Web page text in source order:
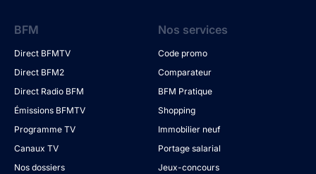
BFM
Direct BFMTV
Direct BFM2
Direct Radio BFM
Émissions BFMTV
Programme TV
Canaux TV
Nos dossiers
Nos services
Code promo
Comparateur
BFM Pratique
Shopping
Immobilier neuf
Portage salarial
Jeux-concours